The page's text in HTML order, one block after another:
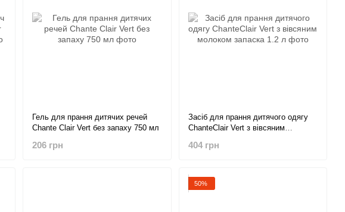
Гель для прання дитячих речей
Chante Clair Vert без запаху 750 мл
206 грн
Засіб для прання дитячого одягу
ChanteClair Vert з вівсяним
404 грн
50%